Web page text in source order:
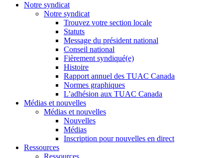
Notre syndicat
Notre syndicat
Trouvez votre section locale
Statuts
Message du président national
Conseil national
Fièrement syndiqué(e)
Histoire
Rapport annuel des TUAC Canada
Normes graphiques
L’adhésion aux TUAC Canada
Médias et nouvelles
Médias et nouvelles
Nouvelles
Médias
Inscription pour nouvelles en direct
Ressources
Ressources